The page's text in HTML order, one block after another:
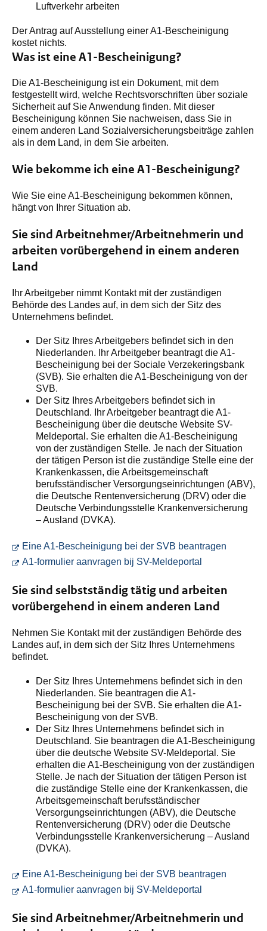
Luftverkehr arbeiten
Der Antrag auf Ausstellung einer A1-Bescheinigung
kostet nichts.
Was ist eine A1-Bescheinigung?
Die A1-Bescheinigung ist ein Dokument, mit dem
festgestellt wird, welche Rechtsvorschriften über soziale
Sicherheit auf Sie Anwendung finden. Mit dieser
Bescheinigung können Sie nachweisen, dass Sie in
einem anderen Land Sozialversicherungsbeiträge zahlen
als in dem Land, in dem Sie arbeiten.
Wie bekomme ich eine A1-Bescheinigung?
Wie Sie eine A1-Bescheinigung bekommen können,
hängt von Ihrer Situation ab.
Sie sind Arbeitnehmer/Arbeitnehmerin und
arbeiten vorübergehend in einem anderen
Land
Ihr Arbeitgeber nimmt Kontakt mit der zuständigen
Behörde des Landes auf, in dem sich der Sitz des
Unternehmens befindet.
Der Sitz Ihres Arbeitgebers befindet sich in den
Niederlanden. Ihr Arbeitgeber beantragt die A1-
Bescheinigung bei der Sociale Verzekeringsbank
(SVB). Sie erhalten die A1-Bescheinigung von der
SVB.
Der Sitz Ihres Arbeitgebers befindet sich in
Deutschland. Ihr Arbeitgeber beantragt die A1-
Bescheinigung über die deutsche Website SV-
Meldeportal. Sie erhalten die A1-Bescheinigung
von der zuständigen Stelle. Je nach der Situation
der tätigen Person ist die zuständige Stelle eine der
Krankenkassen, die Arbeitsgemeinschaft
berufsständischer Versorgungseinrichtungen (ABV),
die Deutsche Rentenversicherung (DRV) oder die
Deutsche Verbindungsstelle Krankenversicherung
– Ausland (DVKA).
Eine A1-Bescheinigung bei der SVB beantragen
A1-formulier aanvragen bij SV-Meldeportal
Sie sind selbstständig tätig und arbeiten
vorübergehend in einem anderen Land
Nehmen Sie Kontakt mit der zuständigen Behörde des
Landes auf, in dem sich der Sitz Ihres Unternehmens
befindet.
Der Sitz Ihres Unternehmens befindet sich in den
Niederlanden. Sie beantragen die A1-
Bescheinigung bei der SVB. Sie erhalten die A1-
Bescheinigung von der SVB.
Der Sitz Ihres Unternehmens befindet sich in
Deutschland. Sie beantragen die A1-Bescheinigung
über die deutsche Website SV-Meldeportal. Sie
erhalten die A1-Bescheinigung von der zuständigen
Stelle. Je nach der Situation der tätigen Person ist
die zuständige Stelle eine der Krankenkassen, die
Arbeitsgemeinschaft berufsständischer
Versorgungseinrichtungen (ABV), die Deutsche
Rentenversicherung (DRV) oder die Deutsche
Verbindungsstelle Krankenversicherung – Ausland
(DVKA).
Eine A1-Bescheinigung bei der SVB beantragen
A1-formulier aanvragen bij SV-Meldeportal
Sie sind Arbeitnehmer/Arbeitnehmerin und